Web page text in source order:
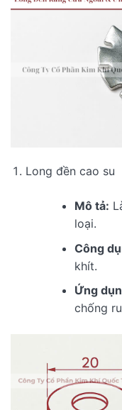
Long đền cao su
Mô tả:
loại.
Công
khít.
Ứng
chống